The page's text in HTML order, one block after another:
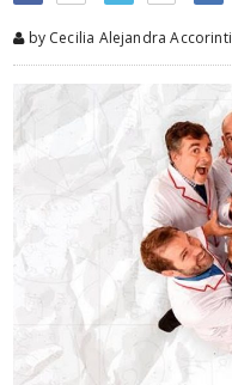
by Cecilia Alejandra Accorinti